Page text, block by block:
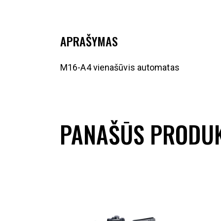
APRAŠYMAS
M16-A4 vienašūvis automatas
PANAŠŪS